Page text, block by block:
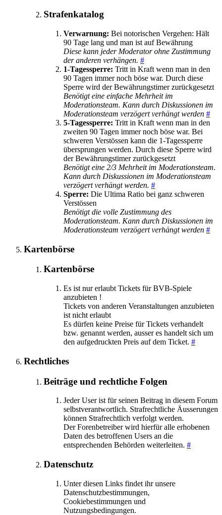
Strafenkatalog
Verwarnung: Bei notorischen Vergehen: Hält
90 Tage lang und man ist auf Bewährung
Diese kann jeder Moderator ohne Zustimmung
der anderen verhängen. #
1-Tagessperre: Tritt in Kraft wenn man in den
90 Tagen immer noch böse war. Durch diese
Sperre wird der Bewährungstimer zurückgesetzt
Benötigt eine einfache Mehrheit im
Moderationsteam. Kann durch Diskussionen im
Moderationsteam verzögert verhängt werden #
5-Tagessperre: Tritt in Kraft wenn man in den
zweiten 90 Tagen immer noch böse war. Bei
schweren Verstössen kann die 1-Tagessperre
übersprungen werden. Durch diese Sperre wird
der Bewährungstimer zurückgesetzt
Benötigt eine 2/3 Mehrheit im Moderationsteam.
Kann durch Diskussionen im Moderationsteam
verzögert verhängt werden. #
Sperre: Die Ultima Ratio bei ganz schweren
Verstössen
Benötigt die volle Zustimmung des
Moderationsteam. Kann durch Diskussionen im
Moderationsteam verzögert verhängt werden #
Kartenbörse
Kartenbörse
Es ist nur erlaubt Tickets für BVB-Spiele
anzubieten !
Tickets von anderen Veranstaltungen anzubieten
ist nicht erlaubt
Es dürfen keine Preise für Tickets verhandelt
bzw. genannt werden, ausser es handelt sich um
den aufgedruckten Preis auf dem Ticket. #
Rechtliches
Beiträge und rechtliche Folgen
Jeder User ist für seinen Beitrag in diesem Forum
selbstverantwortlich. Strafrechtliche Äusserungen
können Strafrechtlich verfolgt werden.
Der Forenbetreiber wird hierfür alle erhobenen
Daten des betroffenen Users an die
entsprechenden Behörden weiterleiten. #
Datenschutz
Unter diesen Links findet ihr unsere
Datenschutzbestimmungen,
Cookiebestimmungen und
Nutzungsbedingungen.